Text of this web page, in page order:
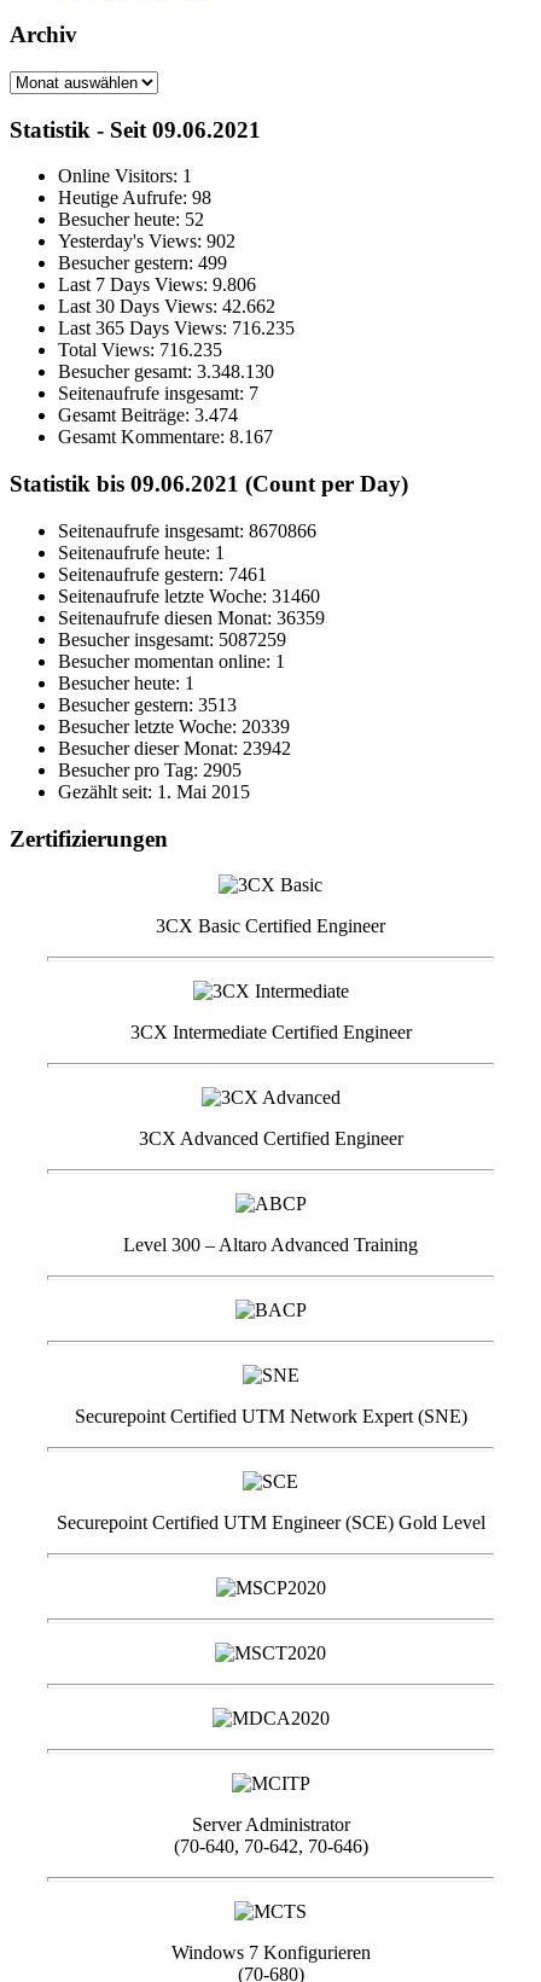
Archiv
Archiv
Statistik - Seit 09.06.2021
Online Visitors: 1
Heutige Aufrufe: 98
Besucher heute: 52
Yesterday's Views: 902
Besucher gestern: 499
Last 7 Days Views: 9.806
Last 30 Days Views: 42.662
Last 365 Days Views: 716.235
Total Views: 716.235
Besucher gesamt: 3.348.130
Seitenaufrufe insgesamt: 7
Gesamt Beiträge: 3.474
Gesamt Kommentare: 8.167
Statistik bis 09.06.2021 (Count per Day)
Seitenaufrufe insgesamt: 8670866
Seitenaufrufe heute: 1
Seitenaufrufe gestern: 7461
Seitenaufrufe letzte Woche: 31460
Seitenaufrufe diesen Monat: 36359
Besucher insgesamt: 5087259
Besucher momentan online: 1
Besucher heute: 1
Besucher gestern: 3513
Besucher letzte Woche: 20339
Besucher dieser Monat: 23942
Besucher pro Tag: 2905
Gezählt seit: 1. Mai 2015
Zertifizierungen
3CX Basic Certified Engineer
3CX Intermediate Certified Engineer
3CX Advanced Certified Engineer
Level 300 – Altaro Advanced Training
Securepoint Certified UTM Network Expert (SNE)
Securepoint Certified UTM Engineer (SCE) Gold Level
Server Administrator
(70-640, 70-642, 70-646)
Windows 7 Konfigurieren
(70-680)